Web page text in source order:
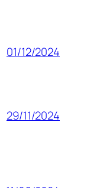
01/12/2024
29/11/2024